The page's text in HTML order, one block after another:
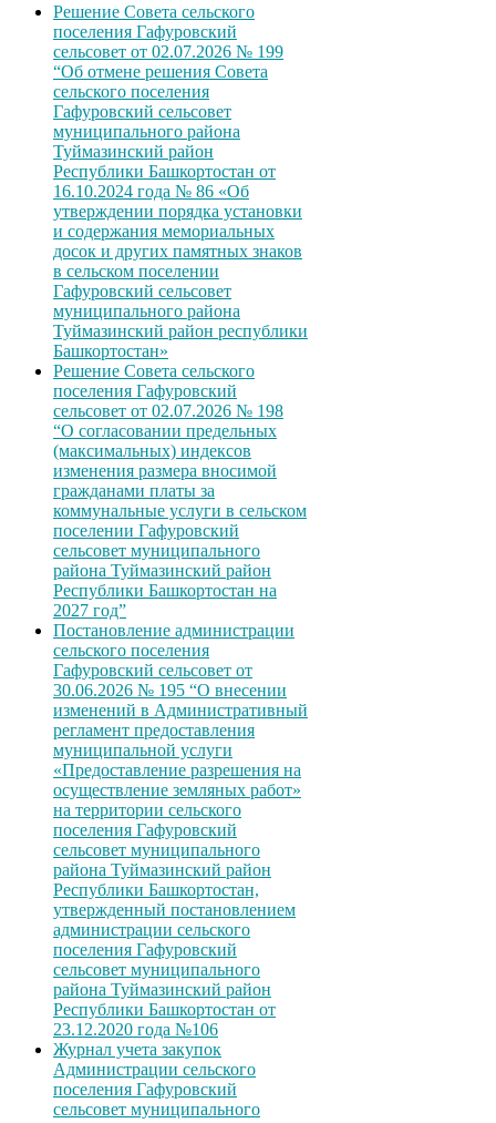
Решение Совета сельского
поселения Гафуровский
сельсовет от 02.07.2026 № 199
“Об отмене решения Совета
сельского поселения
Гафуровский сельсовет
муниципального района
Туймазинский район
Республики Башкортостан от
16.10.2024 года № 86 «Об
утверждении порядка установки
и содержания мемориальных
досок и других памятных знаков
в сельском поселении
Гафуровский сельсовет
муниципального района
Туймазинский район республики
Башкортостан»
Решение Совета сельского
поселения Гафуровский
сельсовет от 02.07.2026 № 198
“О согласовании предельных
(максимальных) индексов
изменения размера вносимой
гражданами платы за
коммунальные услуги в сельском
поселении Гафуровский
сельсовет муниципального
района Туймазинский район
Республики Башкортостан на
2027 год”
Постановление администрации
сельского поселения
Гафуровский сельсовет от
30.06.2026 № 195 “О внесении
изменений в Административный
регламент предоставления
муниципальной услуги
«Предоставление разрешения на
осуществление земляных работ»
на территории сельского
поселения Гафуровский
сельсовет муниципального
района Туймазинский район
Республики Башкортостан,
утвержденный постановлением
администрации сельского
поселения Гафуровский
сельсовет муниципального
района Туймазинский район
Республики Башкортостан от
23.12.2020 года №106
Журнал учета закупок
Администрации сельского
поселения Гафуровский
сельсовет муниципального